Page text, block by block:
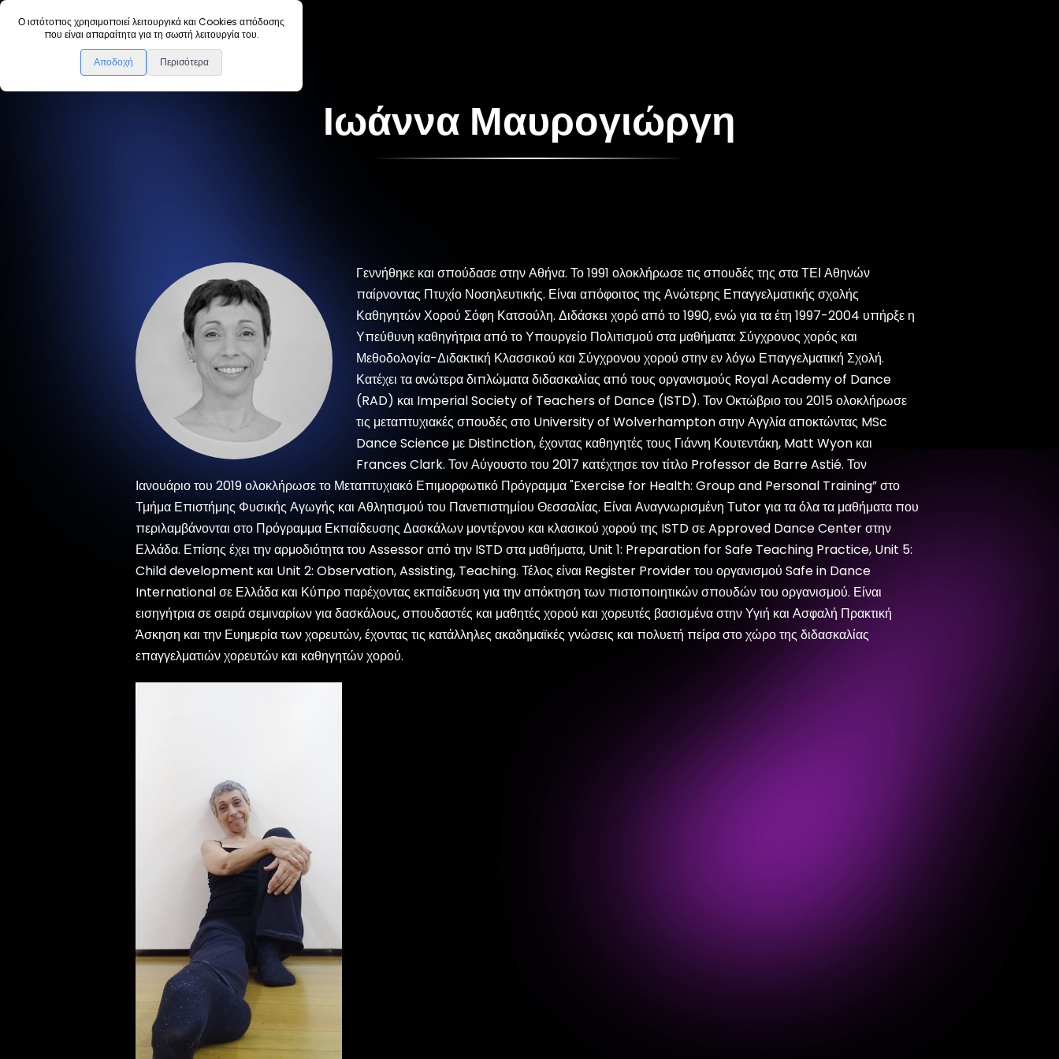
Ο ιστότοπος χρησιμοποιεί λειτουργικά και Cookies απόδοσης
που είναι απαραίτητα για τη σωστή λειτουργία του.
Αποδοχή Περισότερα
Πίσω
Ιωάννα Μαυρογιώργη
Γεννήθηκε και σπούδασε στην Αθήνα. Το 1991 ολοκλήρωσε τις σπουδές της στα ΤΕΙ Αθηνών
παίρνοντας Πτυχίο Νοσηλευτικής. Είναι απόφοιτος της Ανώτερης Επαγγελματικής σχολής
Καθηγητών Χορού Σόφη Κατσούλη. Διδάσκει χορό από το 1990, ενώ για τα έτη 1997-2004 υπήρξε η
Υπεύθυνη καθηγήτρια από το Υπουργείο Πολιτισμού στα μαθήματα: Σύγχρονος χορός και
Μεθοδολογία-Διδακτική Κλασσικού και Σύγχρονου χορού στην εν λόγω Επαγγελματική Σχολή.
Κατέχει τα ανώτερα διπλώματα διδασκαλίας από τους οργανισμούς Royal Academy of Dance
(RAD) και Imperial Society of Teachers of Dance (ISTD). Τον Οκτώβριο του 2015 ολοκλήρωσε
τις μεταπτυχιακές σπουδές στο University of Wolverhampton στην Αγγλία αποκτώντας MSc
Dance Science με Distinction, έχοντας καθηγητές τους Γιάννη Κουτεντάκη, Matt Wyon και
Frances Clark. Τον Αύγουστο του 2017 κατέχτησε τον τίτλο Professor de Barre Astié. Τον
Ιανουάριο του 2019 ολοκλήρωσε το Μεταπτυχιακό Επιμορφωτικό Πρόγραμμα "Exercise for Health: Group and Personal Training” στο
Τμήμα Επιστήμης Φυσικής Αγωγής και Αθλητισμού του Πανεπιστημίου Θεσσαλίας. Είναι Αναγνωρισμένη Τutor για τα όλα τα μαθήματα που
περιλαμβάνονται στο Πρόγραμμα Εκπαίδευσης Δασκάλων μοντέρνου και κλασικού χορού της ISTD σε Approved Dance Center στην
Ελλάδα. Επίσης έχει την αρμοδιότητα του Assessor από την ISTD στα μαθήματα, Unit 1: Preparation for Safe Teaching Practice, Unit 5:
Child development και Unit 2: Observation, Assisting, Teaching. Τέλος είναι Register Provider του οργανισμού Safe in Dance
International σε Ελλάδα και Κύπρο παρέχοντας εκπαίδευση για την απόκτηση των πιστοποιητικών σπουδών του οργανισμού. Είναι
εισηγήτρια σε σειρά σεμιναρίων για δασκάλους, σπουδαστές και μαθητές χορού και χορευτές βασισμένα στην Υγιή και Ασφαλή Πρακτική
Άσκηση και την Ευημερία των χορευτών, έχοντας τις κατάλληλες ακαδημαϊκές γνώσεις και πολυετή πείρα στο χώρο της διδασκαλίας
επαγγελματιών χορευτών και καθηγητών χορού.